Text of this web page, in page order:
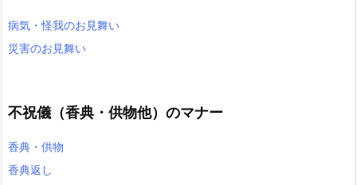
病気・怪我のお見舞い
災害のお見舞い
不祝儀（香典・供物他）のマナー
香典・供物
香典返し